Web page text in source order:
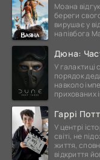
Моана
береги
вирушає у
напівбога
Дюна:
У галактиці
порядок
навколо
прихованих
Гаррі
У центрі
світі, не
життя,
відкриття